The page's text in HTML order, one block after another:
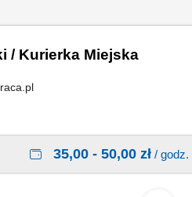
/ Kurierka Miejska
35,00 - 50,00 zł/ godz.